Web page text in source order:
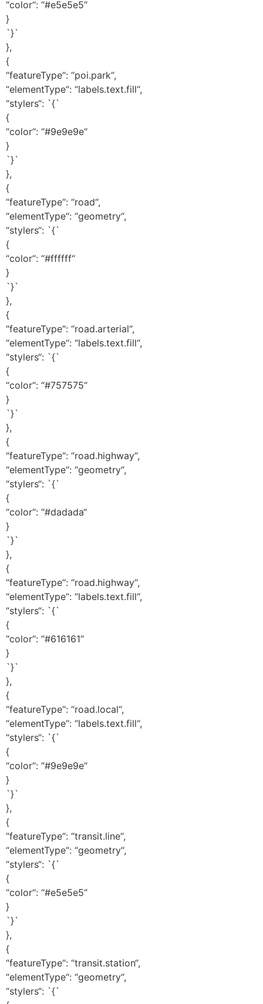
“color“: “#e5e5e5“
}
`}`
},
{
“featureType“: “poi.park“,
“elementType“: “labels.text.fill“,
“stylers“: `{`
{
“color“: “#9e9e9e“
}
`}`
},
{
“featureType“: “road“,
“elementType“: “geometry“,
“stylers“: `{`
{
“color“: “#ffffff“
}
`}`
},
{
“featureType“: “road.arterial“,
“elementType“: “labels.text.fill“,
“stylers“: `{`
{
“color“: “#757575“
}
`}`
},
{
“featureType“: “road.highway“,
“elementType“: “geometry“,
“stylers“: `{`
{
“color“: “#dadada“
}
`}`
},
{
“featureType“: “road.highway“,
“elementType“: “labels.text.fill“,
“stylers“: `{`
{
“color“: “#616161“
}
`}`
},
{
“featureType“: “road.local“,
“elementType“: “labels.text.fill“,
“stylers“: `{`
{
“color“: “#9e9e9e“
}
`}`
},
{
“featureType“: “transit.line“,
“elementType“: “geometry“,
“stylers“: `{`
{
“color“: “#e5e5e5“
}
`}`
},
{
“featureType“: “transit.station“,
“elementType“: “geometry“,
“stylers“: `{`